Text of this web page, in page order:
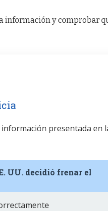
información y comprobar
presentada en
UU. decidió frenar el